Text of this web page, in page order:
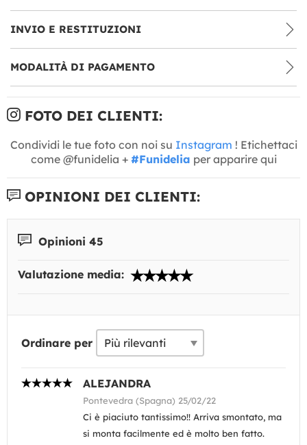
INVIO E RESTITUZIONI
MODALITÀ DI PAGAMENTO
FOTO DEI CLIENTI:
Condividi le tue foto con noi su Instagram ! Etichettaci
come @funidelia + #Funidelia per apparire qui
OPINIONI DEI CLIENTI:
Opinioni 45
Valutazione media:
Ordinare per
ALEJANDRA
Pontevedra (Spagna) 25/02/22
Ci è piaciuto tantissimo!! Arriva smontato, ma
si monta facilmente ed è molto ben fatto.